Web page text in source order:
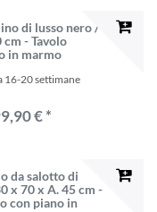
di lusso nero /
- Tavolo
in marmo
- Interni di
16-20 settimane
€ *
da salotto di
x 70 x A. 45 cm -
con piano in